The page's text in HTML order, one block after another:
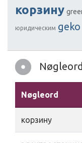
корзину
юридическим geko
Nøgleord
корзину